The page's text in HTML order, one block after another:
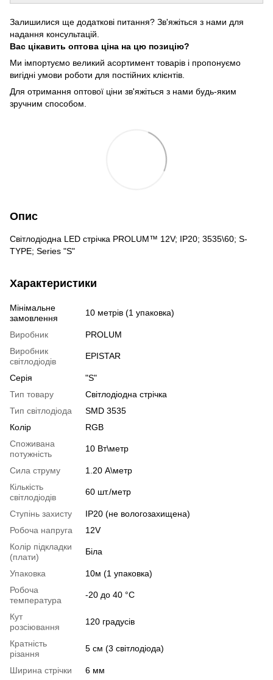
Залишилися ще додаткові питання? Зв'яжіться з нами для
надання консультацій.
Вас цікавить оптова ціна на цю позицію?
Ми імпортуємо великий асортимент товарів і пропонуємо
вигідні умови роботи для постійних клієнтів.
Для отримання оптової ціни зв'яжіться з нами будь-яким
зручним способом.
Опис
Світлодіодна LED стрічка PROLUM™ 12V; IP20; 3535\60; S-
TYPE; Series "S"
Характеристики
Мінімальне
замовлення
10 метрів (1 упаковка)
Виробник
PROLUM
Виробник
світлодіодів
EPISTAR
Серія
"S"
Тип товару
Світлодіодна стрічка
Тип світлодіода
SMD 3535
Колір
RGB
Споживана
потужність
10 Вт\метр
Сила струму
1.20 А\метр
Кількість
світлодіодів
60 шт./метр
Ступінь захисту
IP20 (не вологозахищена)
Робоча напруга
12V
Колір підкладки
(плати)
Біла
Упаковка
10м (1 упаковка)
Робоча
температура
-20 до 40 °C
Кут
розсіювання
120 градусів
Кратність
різання
5 см (3 світлодіода)
Ширина стрічки
6 мм